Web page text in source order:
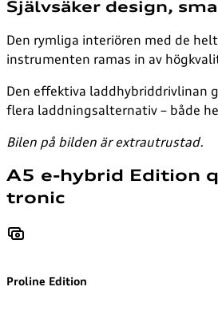
Självsäker design,
Den rymliga interiören med de
instrumenten ramas in av
Den effektiva laddhybriddrivlinan
flera laddningsalternativ – både
Bilen på bilden är extrautrustad.
A5 e-hybrid Edition
tronic
Proline Edition